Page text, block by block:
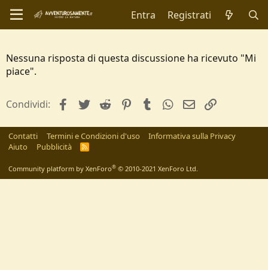
Entra Registrati
Nessuna risposta di questa discussione ha ricevuto "Mi
piace".
Condividi: facebookTwitterReddit PinterestTumblrWhatsApp
e-mail
Contatti Termini e Condizioni d'uso
Informativa sulla Privacy
Aiuto
Pubblicità
R
Community platform by XenForo® © 2010-2021 XenForo Ltd.